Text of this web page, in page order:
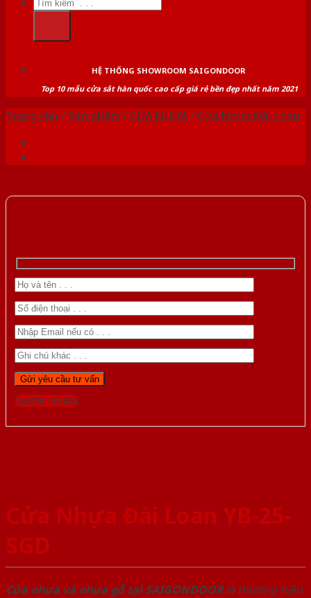
kiếm:
HỆ THỐNG SHOWROOM SAIGONDOOR
Top 10 mẫu cửa sắt hàn quốc cao cấp giá rẻ bền đẹp nhất năm 2021
Trang chủ /Sản phẩm /CỬA NHỰA/Cửa Nhựa Đài Loan
Gọi 0976.169.864
Cửa Nhựa Đài Loan YB-25-
SGD
Cửa nhựa và nhựa gỗ tại SAIGONDOORlà thương hiệu